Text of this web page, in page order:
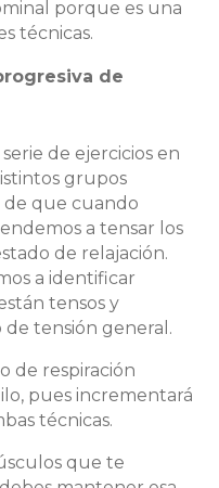
porque es una
técnicas.
de
de ejercicios en
grupos
de que cuando
a tensar los
de relajación.
a identificar
tensos y
tensión general.
de respiración
pues incrementará
técnicas.
que te